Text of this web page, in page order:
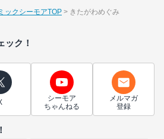
ックシーモアTOP きたがわめぐみ
ック！
シーモア
ちゃんねる
メルマガ
登録